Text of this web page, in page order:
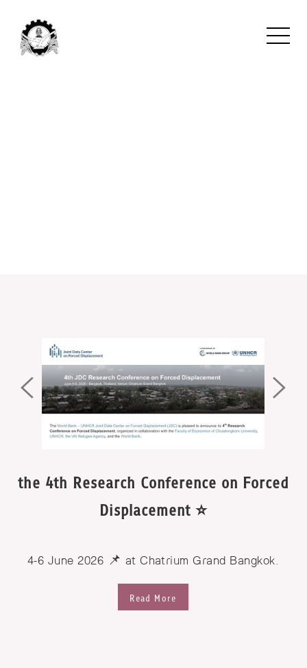
the 4th Research Conference on Forced
Displacement ⭐️
4-6 June 2026 📌 at Chatrium Grand Bangkok.
Read More